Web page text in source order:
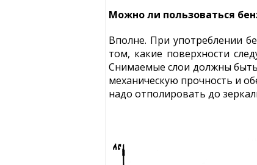
Можно ли пользоваться
Вполне. При употреблении
том, какие поверхности
Снимаемые слои должны
механическую прочность и
надо отполировать до